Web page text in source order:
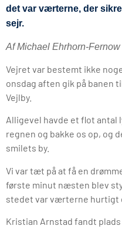
det var værterne, der
sejr.
Af Michael Ehrhorn-Fernow
Vejret var bestemt ikke
onsdag aften gik på banen
Vejlby.
Alligevel havde et flot antal
regnen og bakke os op, og
smilets by.
Vi var tæt på at få en
første minut næsten blev
stedet var værterne hurtigt
Kristian Arnstad fandt